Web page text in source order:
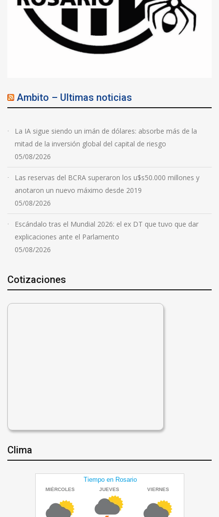
Ambito – Ultimas noticias
La IA sigue siendo un imán de dólares: absorbe más de la
mitad de la inversión global del capital de riesgo
05/08/2026
Las reservas del BCRA superaron los u$s50.000 millones y
anotaron un nuevo máximo desde 2019
05/08/2026
Escándalo tras el Mundial 2026: el ex DT que tuvo que dar
explicaciones ante el Parlamento
05/08/2026
Cotizaciones
Clima